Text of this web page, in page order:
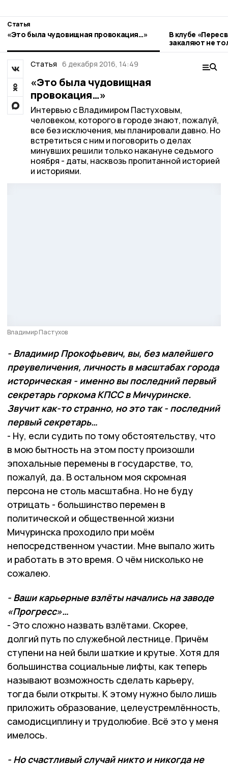
Статья
«Это была чудовищная провокация…»
В клубе
закаляют не
Статья 6 декабря 2016, 14:49
«Это была чудовищная
провокация…»
Интервью с Владимиром Пастуховым,
человеком, которого в городе знают, пожалуй,
все без исключения, мы планировали давно. Но
встретиться с ним и поговорить о делах
минувших решили только накануне седьмого
ноября - даты, насквозь пропитанной историей
и историями.
Владимир Пастухов
- Владимир Прокофьевич, вы, без малейшего
преувеличения, личность в масштабах города
историческая - именно вы последний первый
секретарь горкома КПСС в Мичуринске.
Звучит как-то странно, но это так - последний
первый секретарь…
- Ну, если судить по тому обстоятельству, что
в мою бытность на этом посту произошли
эпохальные перемены в государстве, то,
пожалуй, да. В остальном моя скромная
персона не столь масштабна. Но не буду
отрицать - большинство перемен в
политической и общественной жизни
Мичуринска проходило при моём
непосредственном участии. Мне выпало жить
и работать в это время. О чём нисколько не
сожалею.
- Ваши карьерные взлёты начались на заводе
«Прогресс»…
- Это сложно назвать взлётами. Скорее,
долгий путь по служебной лестнице. Причём
ступени на ней были шаткие и крутые. Хотя для
большинства социальные лифты, как теперь
называют возможность сделать карьеру,
тогда были открыты. К этому нужно было лишь
приложить образование, целеустремлённость,
самодисциплину и трудолюбие. Всё это у меня
имелось.
- Но счастливый случай никто и никогда не